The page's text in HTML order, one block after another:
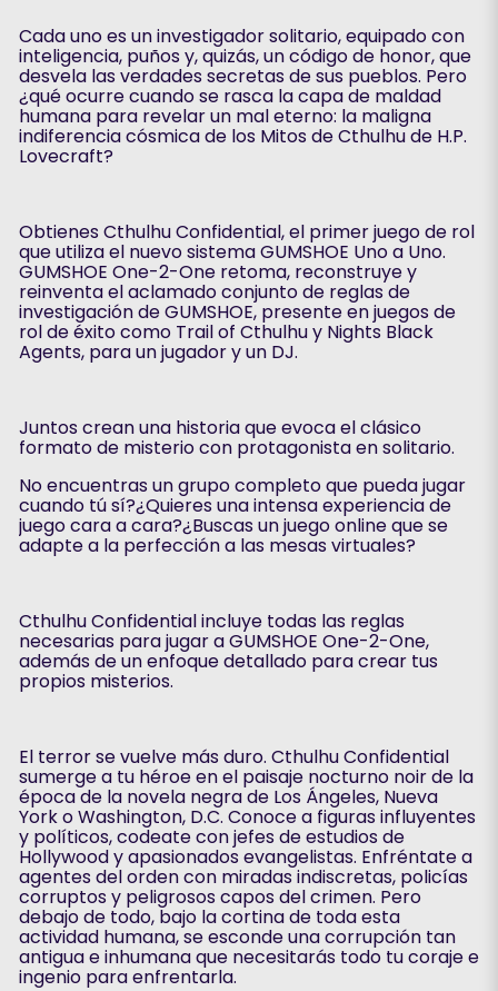
Cada uno es un investigador solitario, equipado con
inteligencia, puños y, quizás, un código de honor, que
desvela las verdades secretas de sus pueblos. Pero
¿qué ocurre cuando se rasca la capa de maldad
humana para revelar un mal eterno: la maligna
indiferencia cósmica de los Mitos de Cthulhu de H.P.
Lovecraft?
Obtienes Cthulhu Confidential, el primer juego de rol
que utiliza el nuevo sistema GUMSHOE Uno a Uno.
GUMSHOE One-2-One retoma, reconstruye y
reinventa el aclamado conjunto de reglas de
investigación de GUMSHOE, presente en juegos de
rol de éxito como Trail of Cthulhu y Nights Black
Agents, para un jugador y un DJ.
Juntos crean una historia que evoca el clásico
formato de misterio con protagonista en solitario.
No encuentras un grupo completo que pueda jugar
cuando tú sí?¿Quieres una intensa experiencia de
juego cara a cara?¿Buscas un juego online que se
adapte a la perfección a las mesas virtuales?
Cthulhu Confidential incluye todas las reglas
necesarias para jugar a GUMSHOE One-2-One,
además de un enfoque detallado para crear tus
propios misterios.
El terror se vuelve más duro. Cthulhu Confidential
sumerge a tu héroe en el paisaje nocturno noir de la
época de la novela negra de Los Ángeles, Nueva
York o Washington, D.C. Conoce a figuras influyentes
y políticos, codeate con jefes de estudios de
Hollywood y apasionados evangelistas. Enfréntate a
agentes del orden con miradas indiscretas, policías
corruptos y peligrosos capos del crimen. Pero
debajo de todo, bajo la cortina de toda esta
actividad humana, se esconde una corrupción tan
antigua e inhumana que necesitarás todo tu coraje e
ingenio para enfrentarla.